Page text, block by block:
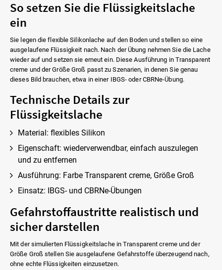
So setzen Sie die Flüssigkeitslache
ein
Sie legen die flexible Silikonlache auf den Boden und stellen so eine
ausgelaufene Flüssigkeit nach. Nach der Übung nehmen Sie die Lache
wieder auf und setzen sie erneut ein. Diese Ausführung in Transparent
creme und der Größe Groß passt zu Szenarien, in denen Sie genau
dieses Bild brauchen, etwa in einer IBGS- oder CBRNe-Übung.
Technische Details zur
Flüssigkeitslache
Material: flexibles Silikon
Eigenschaft: wiederverwendbar, einfach auszulegen
und zu entfernen
Ausführung: Farbe Transparent creme, Größe Groß
Einsatz: IBGS- und CBRNe-Übungen
Gefahrstoffaustritte realistisch und
sicher darstellen
Mit der simulierten Flüssigkeitslache in Transparent creme und der
Größe Groß stellen Sie ausgelaufene Gefahrstoffe überzeugend nach,
ohne echte Flüssigkeiten einzusetzen.